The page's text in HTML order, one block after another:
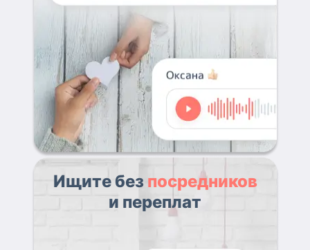
Ищите без посредников
и переплат